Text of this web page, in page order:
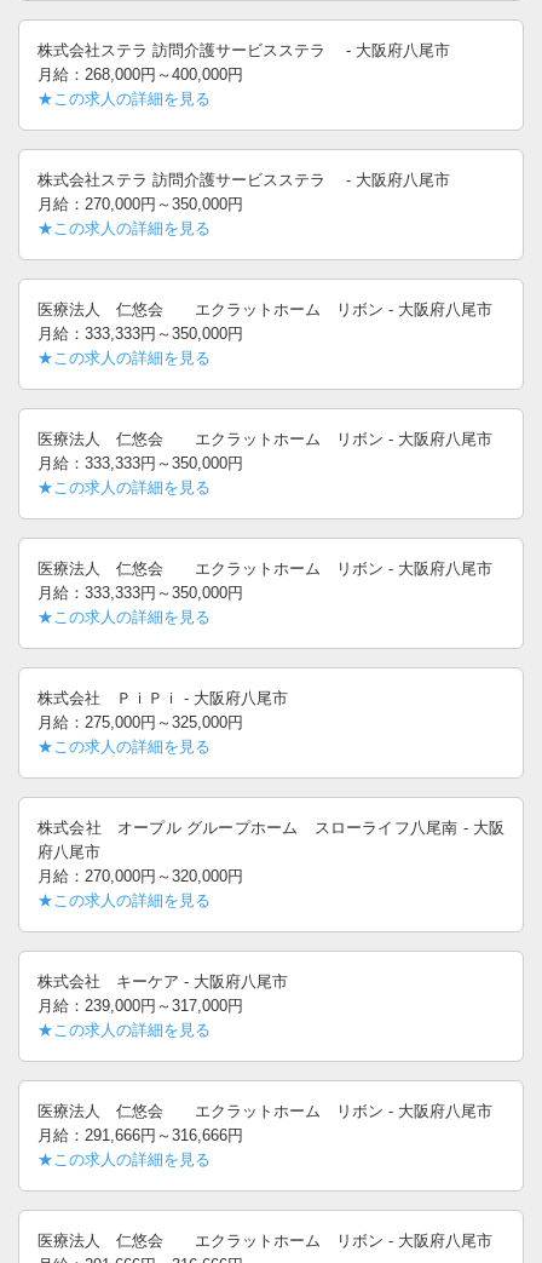
株式会社ステラ 訪問介護サービスステラ - 大阪府八尾市
月給：268,000円～400,000円
★この求人の詳細を見る
株式会社ステラ 訪問介護サービスステラ - 大阪府八尾市
月給：270,000円～350,000円
★この求人の詳細を見る
医療法人 仁悠会 エクラットホーム リボン - 大阪府八尾市
月給：333,333円～350,000円
★この求人の詳細を見る
医療法人 仁悠会 エクラットホーム リボン - 大阪府八尾市
月給：333,333円～350,000円
★この求人の詳細を見る
医療法人 仁悠会 エクラットホーム リボン - 大阪府八尾市
月給：333,333円～350,000円
★この求人の詳細を見る
株式会社 ＰｉＰｉ - 大阪府八尾市
月給：275,000円～325,000円
★この求人の詳細を見る
株式会社 オープル グループホーム スローライフ八尾南 - 大阪
府八尾市
月給：270,000円～320,000円
★この求人の詳細を見る
株式会社 キーケア - 大阪府八尾市
月給：239,000円～317,000円
★この求人の詳細を見る
医療法人 仁悠会 エクラットホーム リボン - 大阪府八尾市
月給：291,666円～316,666円
★この求人の詳細を見る
医療法人 仁悠会 エクラットホーム リボン - 大阪府八尾市